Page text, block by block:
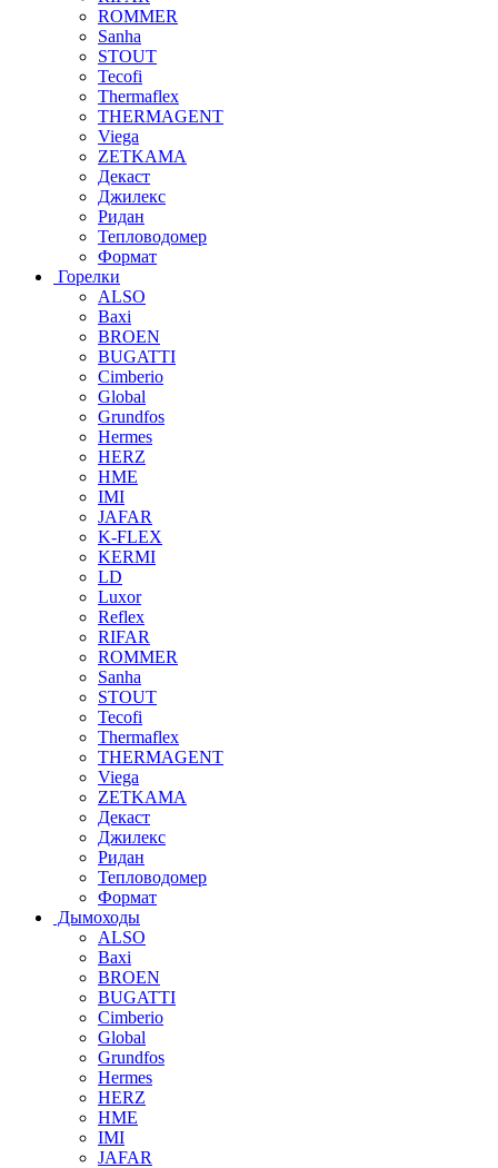
ROMMER
Sanha
STOUT
Tecofi
Thermaflex
THERMAGENT
Viega
ZETKAMA
Декаст
Джилекс
Ридан
Тепловодомер
Формат
Горелки
ALSO
Baxi
BROEN
BUGATTI
Cimberio
Global
Grundfos
Hermes
HERZ
HME
IMI
JAFAR
K-FLEX
KERMI
LD
Luxor
Reflex
RIFAR
ROMMER
Sanha
STOUT
Tecofi
Thermaflex
THERMAGENT
Viega
ZETKAMA
Декаст
Джилекс
Ридан
Тепловодомер
Формат
Дымоходы
ALSO
Baxi
BROEN
BUGATTI
Cimberio
Global
Grundfos
Hermes
HERZ
HME
IMI
JAFAR